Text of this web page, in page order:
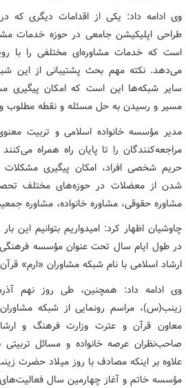
وی ادامه داد: یکی از اقدامات دیگری که
طراحی اپلیکیشن جامعی در حوزه خدمات
است که خدمات مشاوره‌ای مختلفی را با
می‌دهد. نکته مهم بحث پشتیبانی از این
سایر شبکه‌ها این است که امکان پیگیری
مسیر و رسیدن به حل مسئله و نقطه مطلوب
مدیر مؤسسه خانواده اسلامی و تربیت
مراجعه‌کنندگان را تا پایان راه همراه
حریم شخصی افراد، امکان پیگیری
شدن از معضلات در حوزه‌های مختلف
مشاوره حقوقی، مشاوره خانواده، مشاوره
چاوشیان اظهار کرد: امیدواریم بتوانیم این
در طول ایام سال تحت عنوان مؤسسه
ارشاد اسلامی با نام شبکه مشاوران «ارم»
وی ادامه داد: همچنین، طی روز نهم
زینب(س)، مراسم رونمایی از شبکه مشاوران
معاون قرآن و عترت وزارت فرهنگ و
صاحب‌نظران عرصه خانواده و مسائل
علاوه بر اینکه مصادف با روز میلاد حضرت
مؤسسه خاتم و آغاز چهارمین سال